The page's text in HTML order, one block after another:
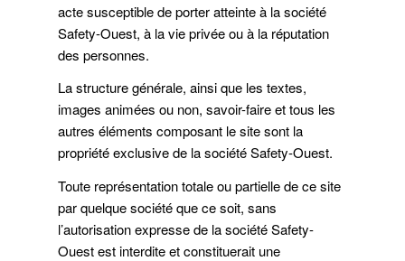
acte susceptible de porter atteinte à la société
Safety-Ouest, à la vie privée ou à la réputation
des personnes.
La structure générale, ainsi que les textes,
images animées ou non, savoir-faire et tous les
autres éléments composant le site sont la
propriété exclusive de la société Safety-Ouest.
Toute représentation totale ou partielle de ce site
par quelque société que ce soit, sans
l’autorisation expresse de la société Safety-
Ouest est interdite et constituerait une